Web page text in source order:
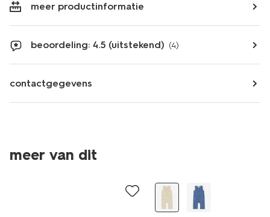
meer productinformatie
beoordeling: 4.5 (uitstekend) (4)
contactgegevens
meer van dit
sale